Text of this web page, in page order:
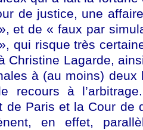
de justice, une
et de « faux par
qui risque très
Christine Lagarde,
à (au moins) deux
recours à
de Paris et la Cour de
en effet,